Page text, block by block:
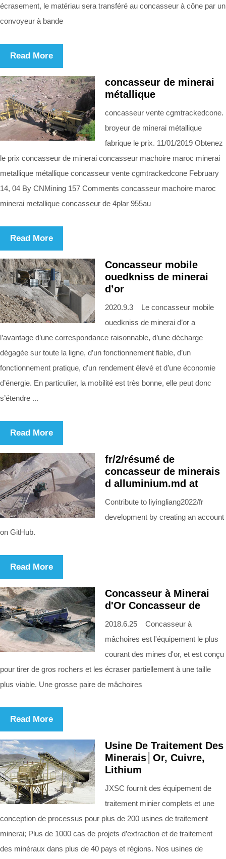
écrasement, le matériau sera transféré au concasseur à cône par un
convoyeur à bande
Read More
concasseur de minerai
métallique
concasseur vente cgmtrackedcone.
broyeur de minerai métallique
fabrique le prix. 11/01/2019 Obtenez
le prix concasseur de minerai concasseur machoire maroc minerai
metallique métallique concasseur vente cgmtrackedcone February
14, 04 By CNMining 157 Comments concasseur machoire maroc
minerai metallique concasseur de 4plar 955au
Read More
Concasseur mobile
ouedkniss de minerai
d’or
2020.9.3 Le concasseur mobile
ouedkniss de minerai d’or a
l’avantage d’une correspondance raisonnable, d’une décharge
dégagée sur toute la ligne, d’un fonctionnement fiable, d’un
fonctionnement pratique, d’un rendement élevé et d’une économie
d’énergie. En particulier, la mobilité est très bonne, elle peut donc
s’étendre ...
Read More
fr/2/résumé de
concasseur de minerais
d alluminium.md at
Contribute to liyingliang2022/fr
development by creating an account
on GitHub.
Read More
Concasseur à Minerai
d'Or Concasseur de
2018.6.25 Concasseur à
mâchoires est l'équipement le plus
courant des mines d'or, et est conçu
pour tirer de gros rochers et les écraser partiellement à une taille
plus viable. Une grosse paire de mâchoires
Read More
Usine De Traitement Des
Minerais│Or, Cuivre,
Lithium
JXSC fournit des équipement de
traitement minier complets et une
conception de processus pour plus de 200 usines de traitement
minerai; Plus de 1000 cas de projets d’extraction et de traitement
des minéraux dans plus de 40 pays et régions. Nos usines de